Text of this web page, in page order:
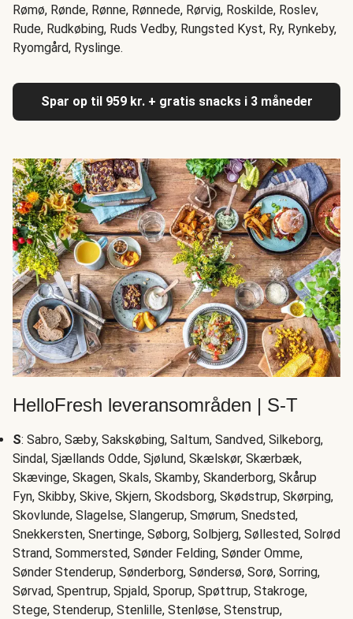
Rømø, Rønde, Rønne, Rønnede, Rørvig, Roskilde, Roslev,
Rude, Rudkøbing, Ruds Vedby, Rungsted Kyst, Ry, Rynkeby,
Ryomgård, Ryslinge.
Spar op til 959 kr. + gratis snacks i 3 måneder
HelloFresh leveransområden | S-T
S: Sabro, Sæby, Sakskøbing, Saltum, Sandved, Silkeborg,
Sindal, Sjællands Odde, Sjølund, Skælskør, Skærbæk,
Skævinge, Skagen, Skals, Skamby, Skanderborg, Skårup
Fyn, Skibby, Skive, Skjern, Skodsborg, Skødstrup, Skørping,
Skovlunde, Slagelse, Slangerup, Smørum, Snedsted,
Snekkersten, Snertinge, Søborg, Solbjerg, Søllested, Solrød
Strand, Sommersted, Sønder Felding, Sønder Omme,
Sønder Stenderup, Sønderborg, Søndersø, Sorø, Sorring,
Sørvad, Spentrup, Spjald, Sporup, Spøttrup, Stakroge,
Stege, Stenderup, Stenlille, Stenløse, Stenstrup,